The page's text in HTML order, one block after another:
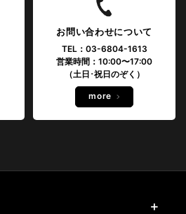
お問い合わせについて
TEL：03-6804-1613
営業時間：10:00〜17:00
（土日･祝日のぞく）
more